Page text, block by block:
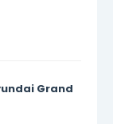
Grand